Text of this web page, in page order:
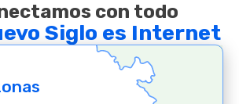
con todo
Siglo es Internet